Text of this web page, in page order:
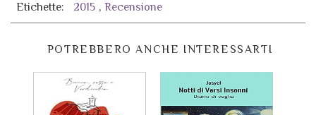
Etichette: 2015 , Recensione
POTREBBERO ANCHE INTERESSARTI